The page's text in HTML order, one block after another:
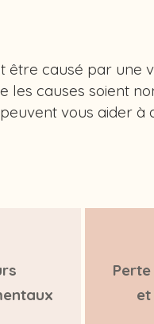
être causé par
les causes soient
vous aider à
et